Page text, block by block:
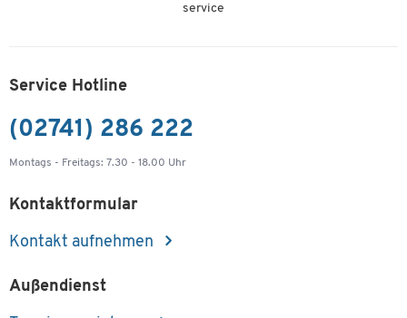
service
Service Hotline
(02741) 286 222
Montags - Freitags: 7.30 - 18.00 Uhr
Kontaktformular
Kontakt aufnehmen
Außendienst